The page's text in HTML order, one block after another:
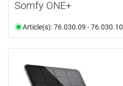
Somfy ONE+
Article(s): 76.030.09 - 76.030.10